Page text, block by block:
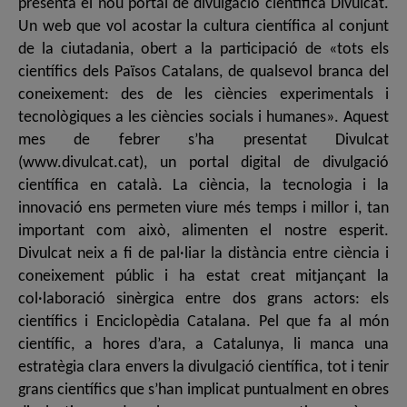
presenta el nou portal de divulgació científica Divulcat.
Un web que vol acostar la cultura científica al conjunt
de la ciutadania, obert a la participació de «tots els
científics dels Països Catalans, de qualsevol branca del
coneixement: des de les ciències experimentals i
tecnològiques a les ciències socials i humanes». Aquest
mes de febrer s’ha presentat Divulcat
(www.divulcat.cat), un portal digital de divulgació
científica en català. La ciència, la tecnologia i la
innovació ens permeten viure més temps i millor i, tan
important com això, alimenten el nostre esperit.
Divulcat neix a fi de pal·liar la distància entre ciència i
coneixement públic i ha estat creat mitjançant la
col·laboració sinèrgica entre dos grans actors: els
científics i Enciclopèdia Catalana. Pel que fa al món
científic, a hores d’ara, a Catalunya, li manca una
estratègia clara envers la divulgació científica, tot i tenir
grans científics que s’han implicat puntualment en obres